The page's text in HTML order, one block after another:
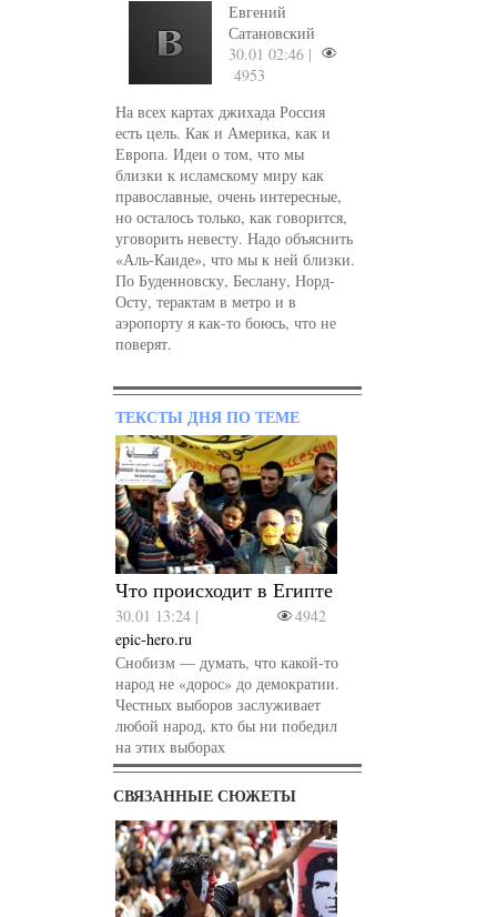
Евгений
Сатановский
30.01 02:46 |
4953
На всех картах джихада Россия
есть цель. Как и Америка, как и
Европа. Идеи о том, что мы
близки к исламскому миру как
православные, очень интересные,
но осталось только, как говорится,
уговорить невесту. Надо объяснить
«Аль-Каиде», что мы к ней близки.
По Буденновску, Беслану, Норд-
Осту, терактам в метро и в
аэропорту я как-то боюсь, что не
поверят.
ТЕКСТЫ ДНЯ ПО ТЕМЕ
Что происходит в Египте
30.01 13:24 |
4942
epic-hero.ru
Снобизм — думать, что какой-то
народ не «дорос» до демократии.
Честных выборов заслуживает
любой народ, кто бы ни победил
на этих выборах
СВЯЗАННЫЕ СЮЖЕТЫ